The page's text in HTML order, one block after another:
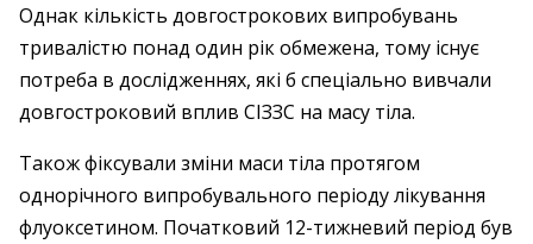
Однак кількість довгострокових випробувань
тривалістю понад один рік обмежена, тому існує
потреба в дослідженнях, які б спеціально вивчали
довгостроковий вплив СІЗЗС на масу тіла.
Також фіксували зміни маси тіла протягом
однорічного випробувального періоду лікування
флуоксетином. Початковий 12-тижневий період був